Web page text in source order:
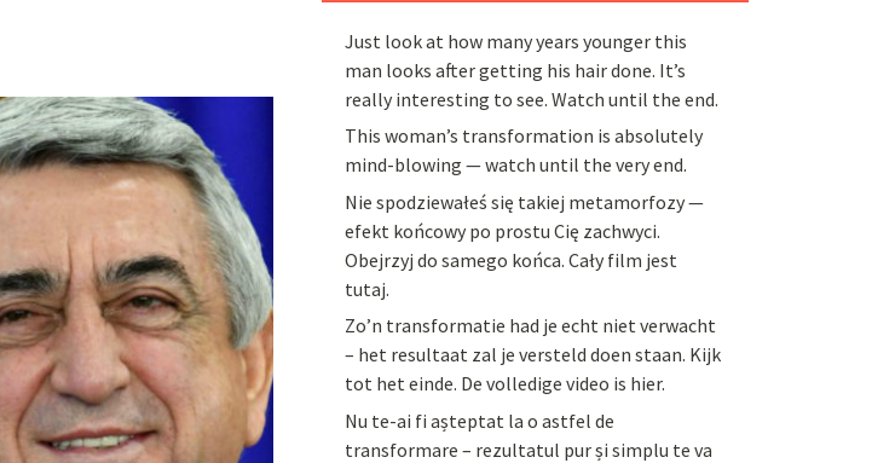
Just look at how many years younger this
man looks after getting his hair done. It’s
really interesting to see. Watch until the end.
This woman’s transformation is absolutely
mind-blowing — watch until the very end.
Nie spodziewałeś się takiej metamorfozy —
efekt końcowy po prostu Cię zachwyci.
Obejrzyj do samego końca. Cały film jest
tutaj.
Zo’n transformatie had je echt niet verwacht
– het resultaat zal je versteld doen staan. Kijk
tot het einde. De volledige video is hier.
Nu te-ai fi așteptat la o astfel de
transformare – rezultatul pur și simplu te va